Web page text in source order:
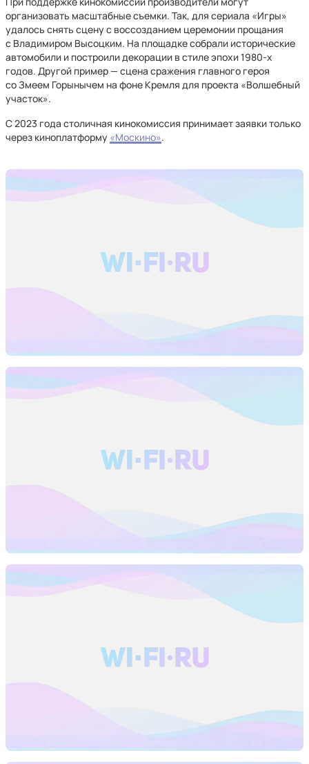
организовать масштабные съемки. Так, для сериала «Игры»
удалось снять сцену с воссозданием церемонии прощания
с Владимиром Высоцким. На площадке собрали исторические
автомобили и построили декорации в стиле эпохи 1980-х
годов. Другой пример — сцена сражения главного героя
со Змеем Горынычем на фоне Кремля для проекта «Волшебный
участок».
С 2023 года столичная кинокомиссия принимает заявки только
через киноплатформу «Москино».